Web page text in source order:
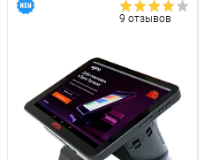
9 отзывов